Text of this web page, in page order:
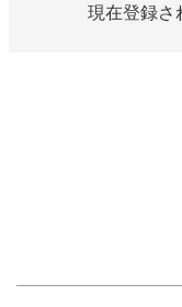
現在登録さ